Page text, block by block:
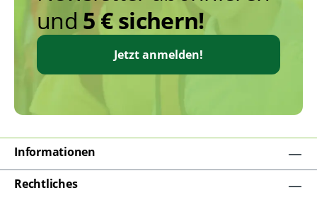
und 5 € sichern!
Jetzt anmelden!
Informationen
Rechtliches